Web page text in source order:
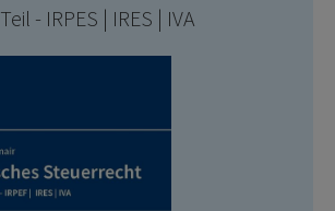
- IRPES | IRES | IVA